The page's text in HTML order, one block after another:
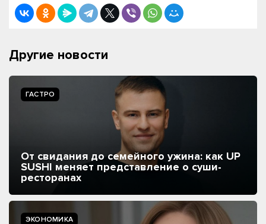
Другие новости
ГАСТРО
От свидания до семейного ужина: как UP
SUSHI меняет представление о суши-
ресторанах
ЭКОНОМИКА